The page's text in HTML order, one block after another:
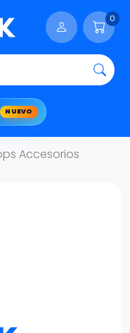
0
NUEVO
Accesorios